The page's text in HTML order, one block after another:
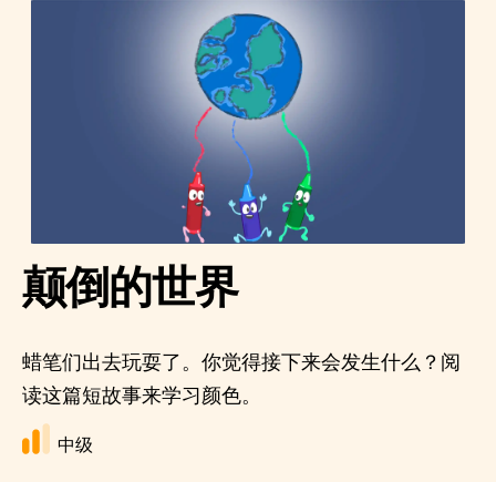
颠倒的世界
蜡笔们出去玩耍了。你觉得接下来会发生什么？阅
读这篇短故事来学习颜色。
中级